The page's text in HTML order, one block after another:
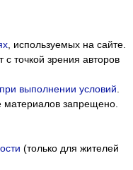
, используемых на сайте.
точкой зрения авторов
при выполнении условий.
материалов запрещено.
(только для жителей